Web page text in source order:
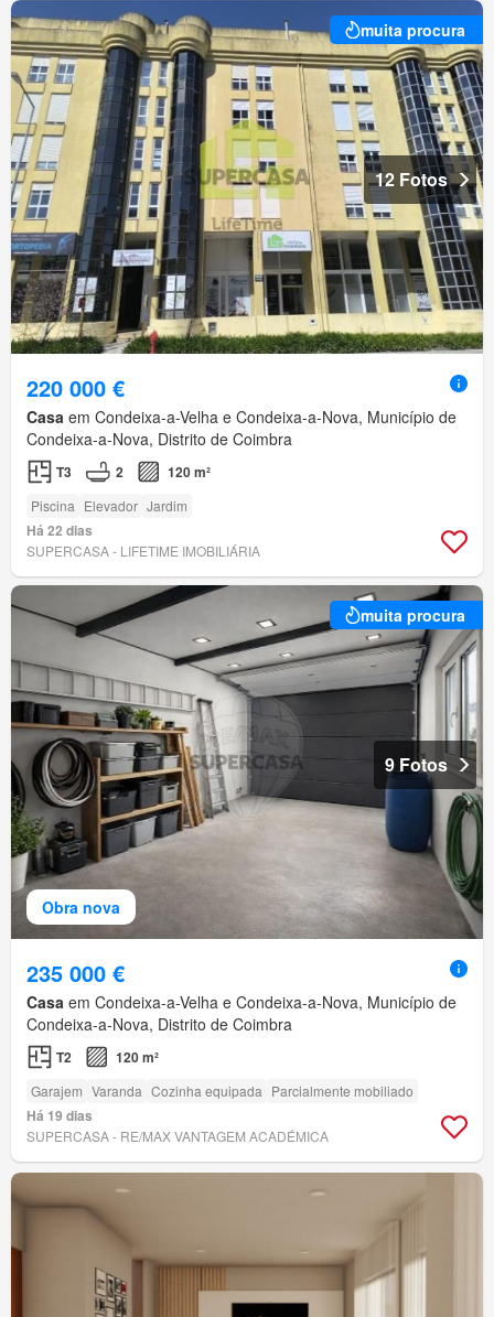
muita procura
12 Fotos
220 000 €
Casa em Condeixa-a-Velha e Condeixa-a-Nova, Município de
Condeixa-a-Nova, Distrito de Coimbra
T3 2 120 m²
Piscina Elevador Jardim
Há 22 dias
SUPERCASA - LIFETIME IMOBILIÁRIA
Obra nova
muita procura
9 Fotos
235 000 €
Casa em Condeixa-a-Velha e Condeixa-a-Nova, Município de
Condeixa-a-Nova, Distrito de Coimbra
T2 120 m²
Garajem Varanda Cozinha equipada Parcialmente mobiliado
Há 19 dias
SUPERCASA - RE/MAX VANTAGEM ACADÉMICA